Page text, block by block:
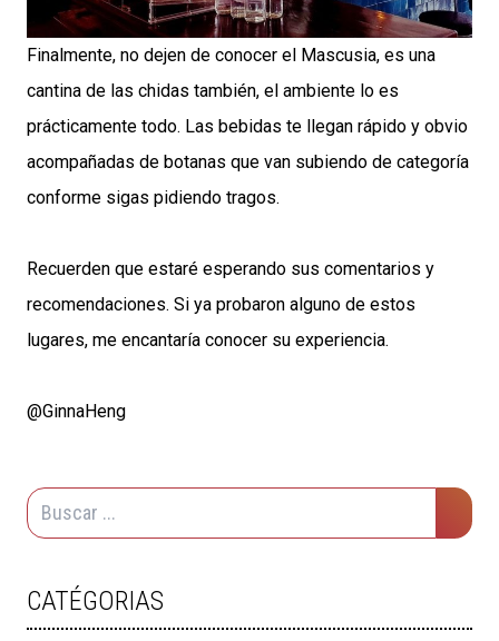
Finalmente, no dejen de conocer el Mascusia, es una
cantina de las chidas también, el ambiente lo es
prácticamente todo. Las bebidas te llegan rápido y obvio
acompañadas de botanas que van subiendo de categoría
conforme sigas pidiendo tragos.
Recuerden que estaré esperando sus comentarios y
recomendaciones. Si ya probaron alguno de estos
lugares, me encantaría conocer su experiencia.
@GinnaHeng
CATÉGORIAS